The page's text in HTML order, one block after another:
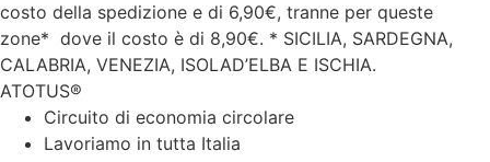
costo della spedizione e di 6,90€, tranne per queste
zone* dove il costo è di 8,90€. * SICILIA, SARDEGNA,
CALABRIA, VENEZIA, ISOLAD’ELBA E ISCHIA.
ATOTUS®
Circuito di economia circolare
Lavoriamo in tutta Italia